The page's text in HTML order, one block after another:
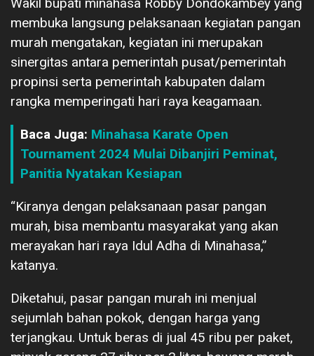
membuka langsung pelaksanaan kegiatan pangan
murah mengatakan, kegiatan ini merupakan
sinergitas antara pemerintah pusat/pemerintah
propinsi serta pemerintah kabupaten dalam
rangka memperingati hari raya keagamaan.
Baca Juga: Minahasa Karate Open
Tournament 2024 Mulai Dibanjiri Peminat,
Panitia Nyatakan Kesiapan
“Kiranya dengan pelaksanaan pasar pangan
murah, bisa membantu masyarakat yang akan
merayakan hari raya Idul Adha di Minahasa,”
katanya.
Diketahui, pasar pangan murah ini menjual
sejumlah bahan pokok, dengan harga yang
terjangkau. Untuk beras di jual 45 ribu per paket,